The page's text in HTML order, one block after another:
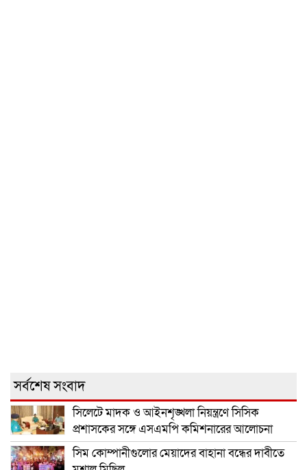
সর্বশেষ সংবাদ
সিলেটে মাদক ও আইনশৃঙ্খলা নিয়ন্ত্রণে সিসিক
প্রশাসকের সঙ্গে এসএমপি কমিশনারের আলোচনা
সিম কোম্পানীগুলোর মেয়াদের বাহানা বন্ধের দাবীতে